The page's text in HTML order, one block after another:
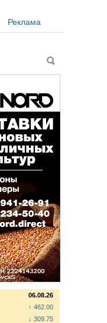
Реклама
Поиск
06.08.26
↑ 462.00
↓ 309.75